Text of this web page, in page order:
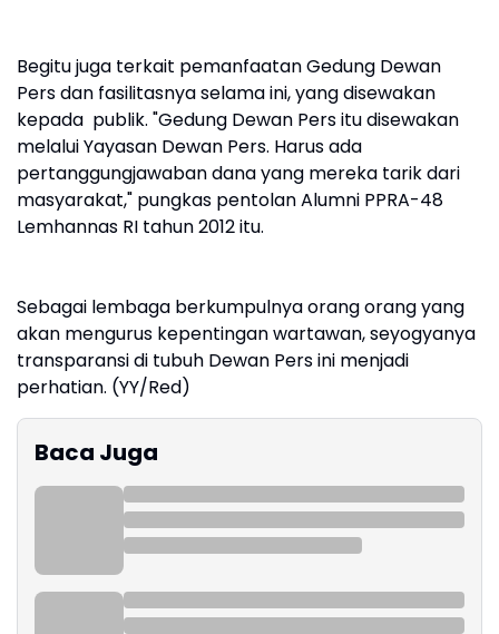
Begitu juga terkait pemanfaatan Gedung Dewan
Pers dan fasilitasnya selama ini, yang disewakan
kepada publik. "Gedung Dewan Pers itu disewakan
melalui Yayasan Dewan Pers. Harus ada
pertanggungjawaban dana yang mereka tarik dari
masyarakat," pungkas pentolan Alumni PPRA-48
Lemhannas RI tahun 2012 itu.
Sebagai lembaga berkumpulnya orang orang yang
akan mengurus kepentingan wartawan, seyogyanya
transparansi di tubuh Dewan Pers ini menjadi
perhatian. (YY/Red)
Baca Juga